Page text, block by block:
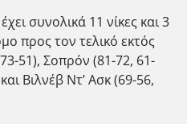
συνολικά 11 νίκες και 3
προς τον τελικό εκτός
51), Σοπρόν (81-72, 61-
Βιλνέβ Ντ’ Ασκ (69-56,